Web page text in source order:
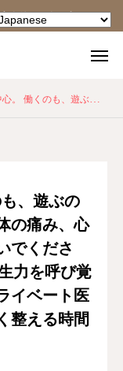
クリニックです
慢しないでください。 PRP2.0が、あなたの再生力を呼び覚まします。 完全予約制のプライベート医療。 静かに、確実に、美しく整える時間を。 …
、遊ぶの
の痛み、心
でくださ
力を呼び覚
イベート医
整える時間
facebook